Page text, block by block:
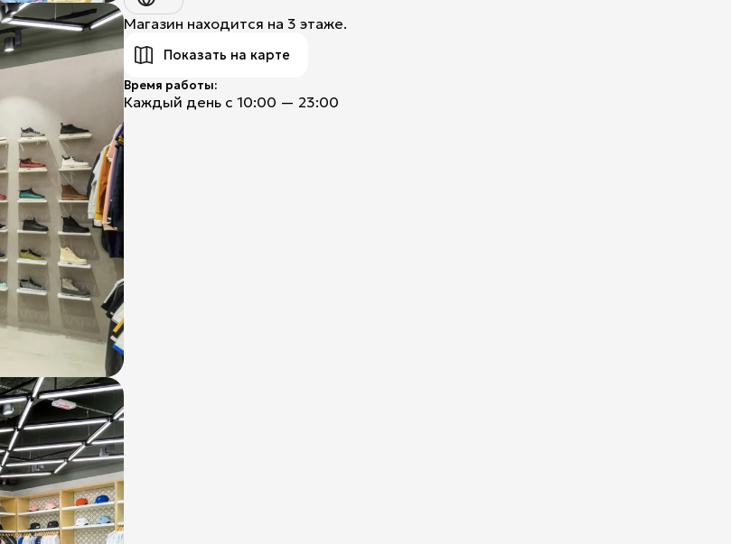
Магазин находится на 3 этаже.
Показать на карте
Время работы:
Каждый день с 10:00 — 23:00